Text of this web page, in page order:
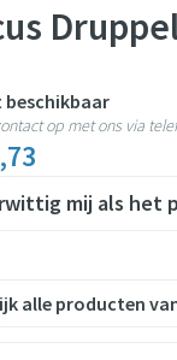
mij als het
beschikbaar
op met ons via
alle producten